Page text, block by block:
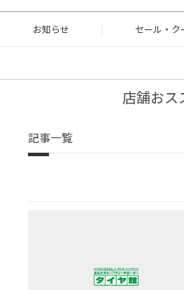
お知らせ セール・ク
店舗おス
記事一覧